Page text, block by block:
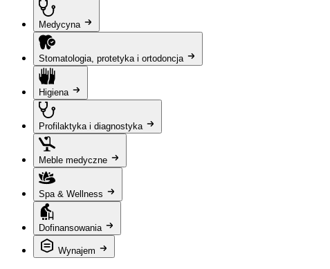
Medycyna
Stomatologia, protetyka i ortodoncja
Higiena
Profilaktyka i diagnostyka
Meble medyczne
Spa & Wellness
Dofinansowania
Wynajem